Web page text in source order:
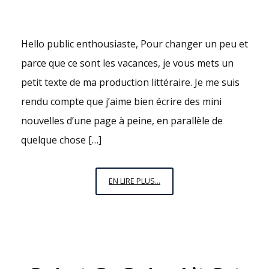
Hello public enthousiaste, Pour changer un peu et
parce que ce sont les vacances, je vous mets un
petit texte de ma production littéraire. Je me suis
rendu compte que j’aime bien écrire des mini
nouvelles d’une page à peine, en parallèle de
quelque chose […]
EN LIRE PLUS...
GRAND